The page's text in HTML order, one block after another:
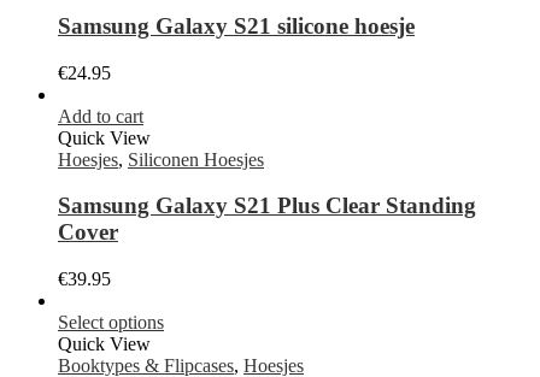
Samsung Galaxy S21 silicone hoesje
€24.95
Add to cart
Quick View
Hoesjes, Siliconen Hoesjes
Samsung Galaxy S21 Plus Clear Standing
Cover
€39.95
Select options
Quick View
Booktypes & Flipcases, Hoesjes